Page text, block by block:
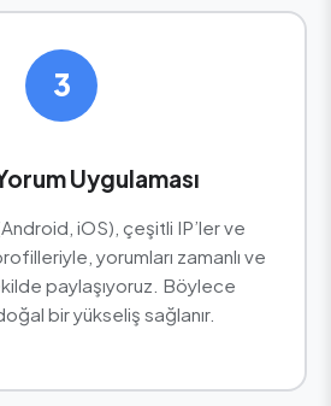
3
Uygulaması
iOS), çeşitli IP’ler ve
yorumları zamanlı ve
paylaşıyoruz. Böylece
bir yükseliş sağlanır.